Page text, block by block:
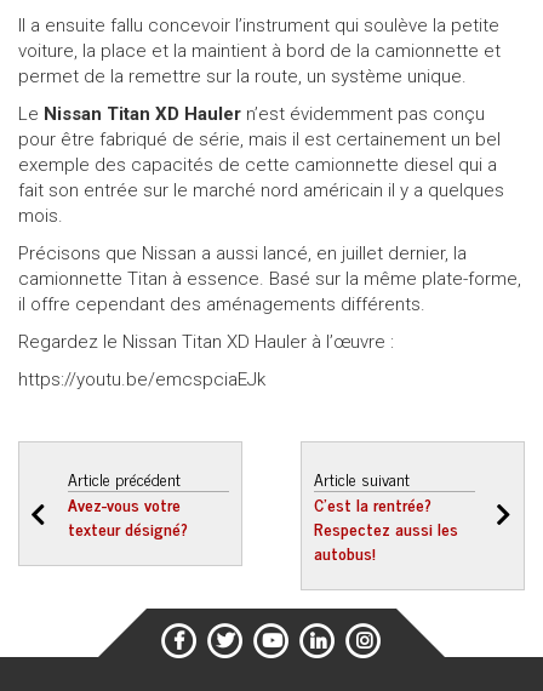
Il a ensuite fallu concevoir l’instrument qui soulève la petite
voiture, la place et la maintient à bord de la camionnette et
permet de la remettre sur la route, un système unique.
Le Nissan Titan XD Hauler n’est évidemment pas conçu
pour être fabriqué de série, mais il est certainement un bel
exemple des capacités de cette camionnette diesel qui a
fait son entrée sur le marché nord américain il y a quelques
mois.
Précisons que Nissan a aussi lancé, en juillet dernier, la
camionnette Titan à essence. Basé sur la même plate-forme,
il offre cependant des aménagements différents.
Regardez le Nissan Titan XD Hauler à l’œuvre :
https://youtu.be/emcspciaEJk
Article précédent
Avez-vous votre
texteur désigné?
Article suivant
C’est la rentrée?
Respectez aussi les
autobus!